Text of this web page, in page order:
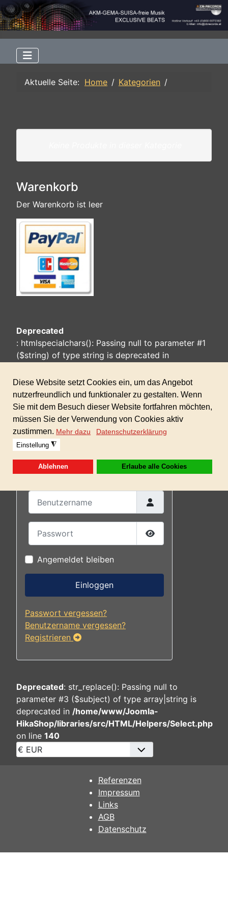
Aktuelle Seite: Home Kategorien
Warenkorb
Der Warenkorb ist leer
Deprecated
: htmlspecialchars(): Passing null to parameter #1
($string) of type string is deprecated in
HikaShop/templates/ebw2-
cassiopeia/html/layouts/chromes/card.php
on line
25
Anmelden- Einloggen
Passwort anzeigen
Angemeldet bleiben
Einloggen
Passwort vergessen?
Benutzername vergessen?
Registrieren
Deprecated: str_replace(): Passing null to
parameter #3 ($subject) of type array|string is
deprecated in /home/www/Joomla-
HikaShop/libraries/src/HTML/Helpers/Select.php
on line 140
Referenzen
Impressum
Links
AGB
Datenschutz